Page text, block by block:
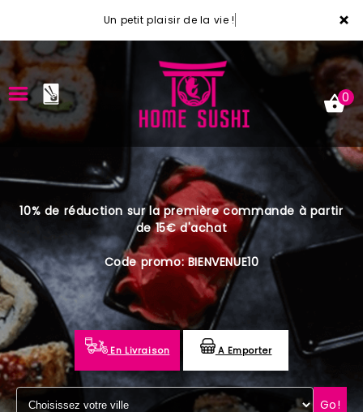
×
Un petit plaisir de la vie !
ACCUEIL
VOTRE COMPTE
NOTRE RESTAURANT
VOS AVIS
MENTIONS LÉGALES
C.G.V
0
10% de réduction sur la première commande à partir
de 15€ d'achat
Code promo: BIENVENUE10
En Livraison A Emporter
Go!